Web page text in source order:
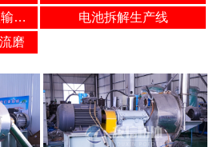
裂解炭黑专用粉碎分级输送包装生产线
电池拆解生产线
磨